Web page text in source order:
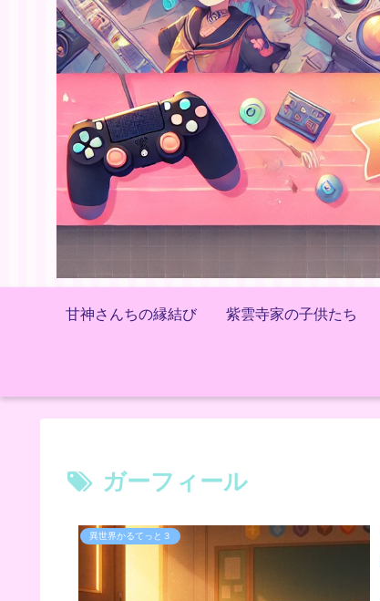
甘神さんちの縁結び 紫雲寺家の子供たち
ガーフィール
異世界かるてっと３